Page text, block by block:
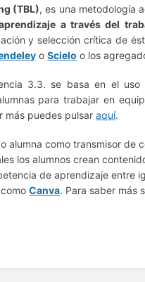
(TBL), es una metodología
a través del
y selección crítica de
oScielo o los
3.3. se basa en el uso
para trabajar en
más puedes pulsaraquí.
alumna como transmisor de
los alumnos crean
de aprendizaje entre
comoCanva. Para saber más